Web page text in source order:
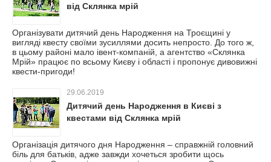
від Склянка мрій
Організувати дитячий день Народження на Троєщині у
вигляді квесту своїми зусиллями досить непросто. До того ж,
в цьому районі мало івент-компаній, а агентство «Склянка
Мрій» працює по всьому Києву і області і пропонує дивовижні
квести-пригоди!
29.06.2019
Дитячий день Народження в Києві з
квестами від Склянка мрій
Організація дитячого дня Народження – справжній головний
біль для батьків, адже завжди хочеться зробити щось